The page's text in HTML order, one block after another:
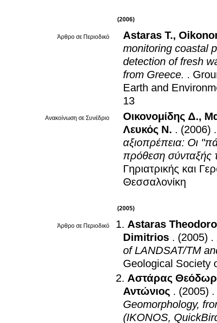
(2006)
Άρθρο σε Περιοδικό Astaras T.,
monitoring coastal
detection of fresh
from Greece. .
Earth and
13
Ανακοίνωση σε Συνέδριο Οικονομίδης Δ.,
Λευκός Ν. . (2006)
αξιοπρέπεια: Οι
πρόθεση σύνταξής
Γηριατρικής και
Θεσσαλονίκη
(2005)
Άρθρο σε Περιοδικό
Astaras
Dimitrios . (2005) .
of LANDSAT/TM
Geological Society
Αστάρας
Αντώνιος . (2005) .
Geomorphology,
(IKONOS,